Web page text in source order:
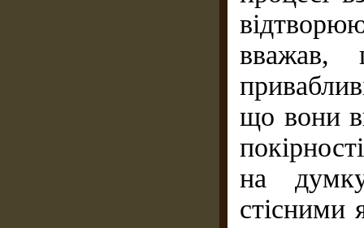
вважав,
що вони
на
стісними